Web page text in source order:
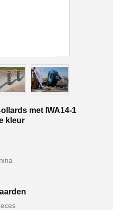
met IWA14-1
kleur